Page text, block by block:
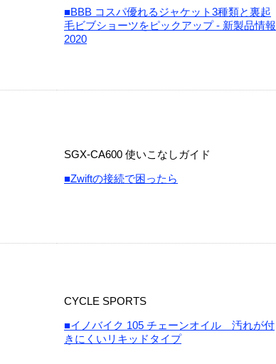
■BBB コスパ優れるジャケット3種類と裏起
毛ビブショーツをピックアップ - 新製品情報
2020
SGX-CA600 使いこなしガイド
■Zwiftの接続で困ったら
CYCLE SPORTS
■イノバイク 105 チェーンオイル 汚れが付
きにくいリキッドタイプ